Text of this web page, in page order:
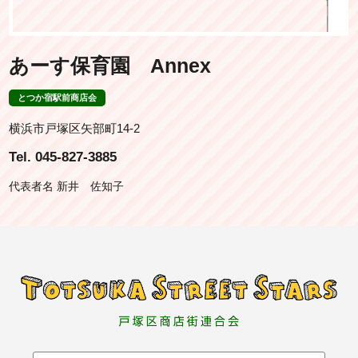
あーす保育園 Annex
とつか宿駅前商店会
横浜市戸塚区矢部町14-2
Tel. 045-827-3885
代表者名 新井 佐知子